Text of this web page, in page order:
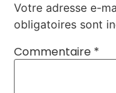
Votre adresse e-
obligatoires sont
Commentaire *